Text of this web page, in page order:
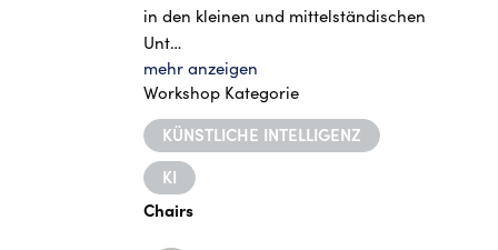
in den kleinen und mittelständischen
Unt…
mehr anzeigen
Workshop Kategorie
KÜNSTLICHE INTELLIGENZ
KI
Chairs